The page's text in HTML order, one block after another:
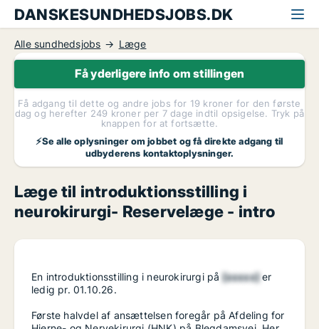
DANSKESUNDHEDSJOBS.DK
Alle sundhedsjobs Læge
Få yderligere info om stillingen
Få adgang til dette og andre jobs for 19 kroner for den første
dag og herefter 249 kroner per 7 dage indtil opsigelse. Tryk på
knappen for at fortsætte.
⚡Se alle oplysninger om jobbet og få direkte adgang til
udbyderens kontaktoplysninger.
Læge til introduktionsstilling i
neurokirurgi- Reservelæge - intro
En introduktionsstilling i neurokirurgi på[xxxxx]er
ledig pr. 01.10.26.
Første halvdel af ansættelsen foregår på Afdeling for